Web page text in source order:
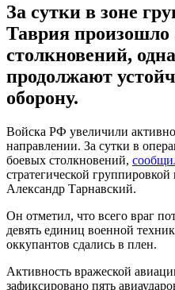
За сутки в зоне
Таврия произошло
столкновений,
продолжают
оборону.
Войска РФ увеличили
направлении. За сутки в
боевых столкновений,
стратегической
Александр Тарнавский.
Он отметил, что всего враг
девять единиц военной
оккупантов сдались в плен.
Активность вражеской
зафиксировано пять